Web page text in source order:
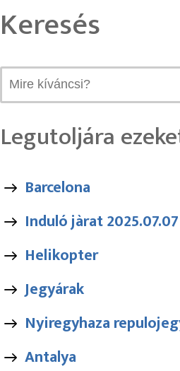
Keresés
Legutoljára
Barcelona
Induló jàrat 2025.07.07
Helikopter
Jegyárak
Nyiregyhaza
Antalya